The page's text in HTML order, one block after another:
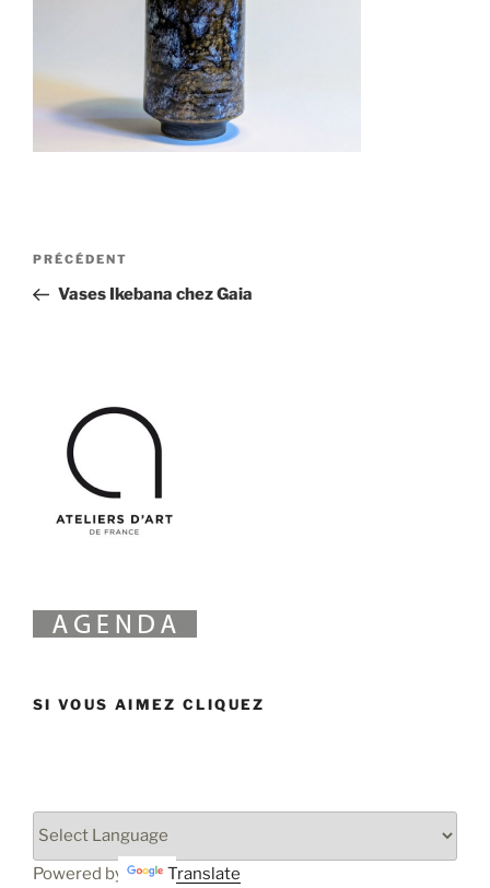
Navigation
l’article
Article
précédent
PRÉCÉDENT
Vases Ikebana chez Gaia
SI VOUS AIMEZ CLIQUEZ
Powered by Translate